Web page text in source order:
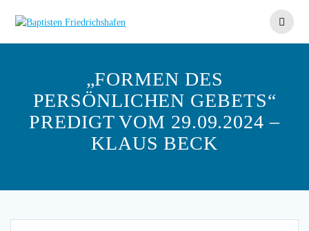
„FORMEN DES
PERSÖNLICHEN GEBETS“
PREDIGT VOM 29.09.2024 –
KLAUS BECK